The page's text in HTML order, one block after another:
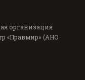
организация
«Правмир» (АНО